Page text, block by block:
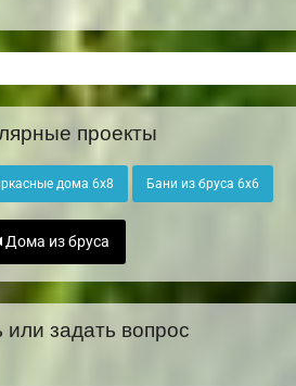
проекты
дома 6х8 Бани из бруса 6х6
Дома из бруса
или задать вопрос